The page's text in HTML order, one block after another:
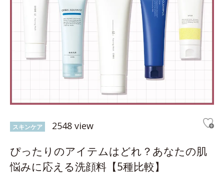
スキンケア 2548 view
ぴったりのアイテムはどれ？あなたの肌
悩みに応える洗顔料【5種比較】